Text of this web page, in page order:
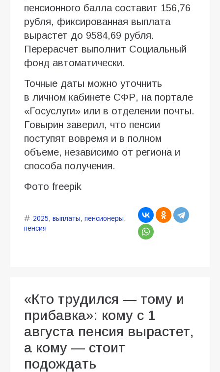
пенсионного балла составит 156,76
рубля, фиксированная выплата
вырастет до 9584,69 рубля.
Перерасчет выполнит Социальный
фонд автоматически.
Точные даты можно уточнить
в личном кабинете СФР, на портале
«Госуслуги» или в отделении почты.
Говырин заверил, что пенсии
поступят вовремя и в полном
объеме, независимо от региона и
способа получения.
Фото freepik
2025, выплаты, пенсионеры,
пенсия
«Кто трудился — тому и
прибавка»: кому с 1
августа пенсия вырастет,
а кому — стоит
подождать